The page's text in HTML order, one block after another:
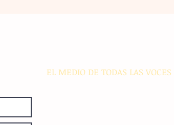
EL MEDIO DE TODAS LAS VOCES